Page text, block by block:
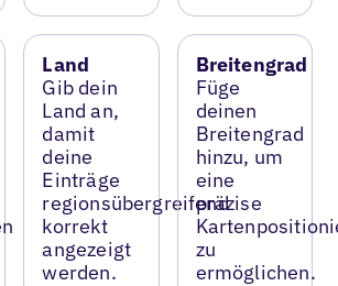
Land
Gib dein
Land an,
damit
deine
Einträge
regionsübergreifend
korrekt
angezeigt
werden.
Breitengrad
Füge
deinen
Breitengrad
hinzu, um
eine
präzise
zu
ermöglichen.